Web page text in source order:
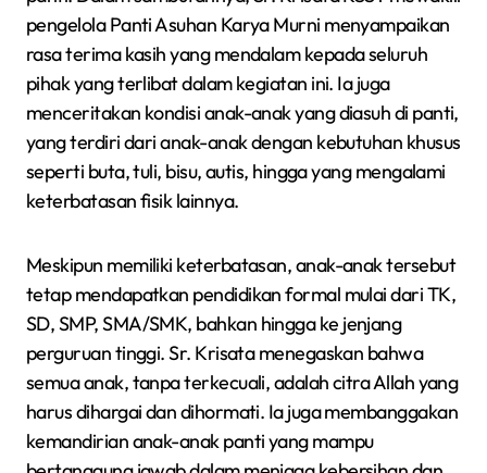
pengelola Panti Asuhan Karya Murni menyampaikan
rasa terima kasih yang mendalam kepada seluruh
pihak yang terlibat dalam kegiatan ini. Ia juga
menceritakan kondisi anak-anak yang diasuh di panti,
yang terdiri dari anak-anak dengan kebutuhan khusus
seperti buta, tuli, bisu, autis, hingga yang mengalami
keterbatasan fisik lainnya.
Meskipun memiliki keterbatasan, anak-anak tersebut
tetap mendapatkan pendidikan formal mulai dari TK,
SD, SMP, SMA/SMK, bahkan hingga ke jenjang
perguruan tinggi. Sr. Krisata menegaskan bahwa
semua anak, tanpa terkecuali, adalah citra Allah yang
harus dihargai dan dihormati. Ia juga membanggakan
kemandirian anak-anak panti yang mampu